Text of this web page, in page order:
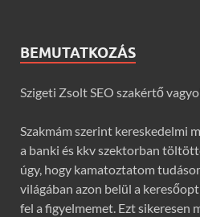
BEMUTATKOZÁS
Szigeti Zsolt SEO szakértő
Szakmám szerint kereskedelmi
a banki és kkv szektorban
úgy, hogy kamatoztatom
világában azon belül a
fel a figyelmemet. Ezt sikeresen